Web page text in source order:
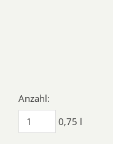
Anzahl:
0,75 l